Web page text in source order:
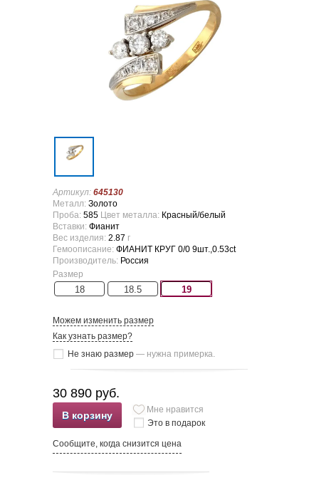
Артикул: 645130
Металл: Золото
Проба: 585 Цвет металла: Красный/белый
Вставки: Фианит
Вес изделия: 2.87 г
Гемоописание: ФИАНИТ КРУГ 0/0 9шт.,0.53ct
Производитель: Россия
Размер
18 18.5 19
Можем изменить размер
Как узнать размер?
Не знаю размер — нужна примерка.
30 890 руб.
В корзину
Мне нравится
Это в подарок
Сообщите, когда снизится цена